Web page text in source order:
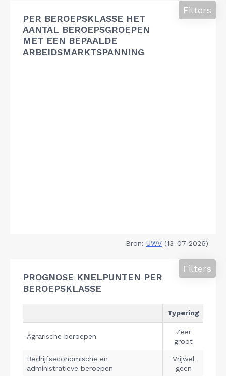
PER BEROEPSKLASSE HET
AANTAL BEROEPSGROEPEN
MET EEN BEPAALDE
ARBEIDSMARKTSPANNING
Filters
Bron: UWV (13-07-2026)
PROGNOSE KNELPUNTEN PER
BEROEPSKLASSE
Filters